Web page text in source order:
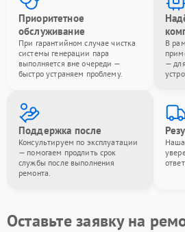
Приоритетное
обслуживание
При гарантийном случае чистка
системы генерации пара
выполняется вне очереди —
быстро устраняем проблему.
В
—
Поддержка после
Консультируем по эксплуатации
— помогаем продлить срок
службы после выполнения
ремонта.
Наша
Оставьте заявку на